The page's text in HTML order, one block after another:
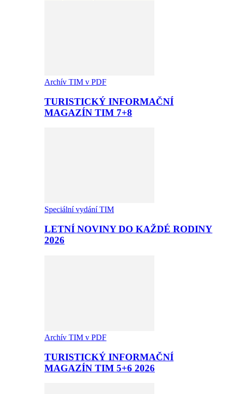
Archív TIM v PDF
TURISTICKÝ INFORMAČNÍ
MAGAZÍN TIM 7+8
Speciální vydání TIM
LETNÍ NOVINY DO KAŽDÉ RODINY
2026
Archív TIM v PDF
TURISTICKÝ INFORMAČNÍ
MAGAZÍN TIM 5+6 2026